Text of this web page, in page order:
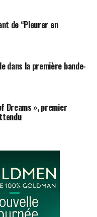
de “Pleurer en
dans la première bande-
Dreams », premier